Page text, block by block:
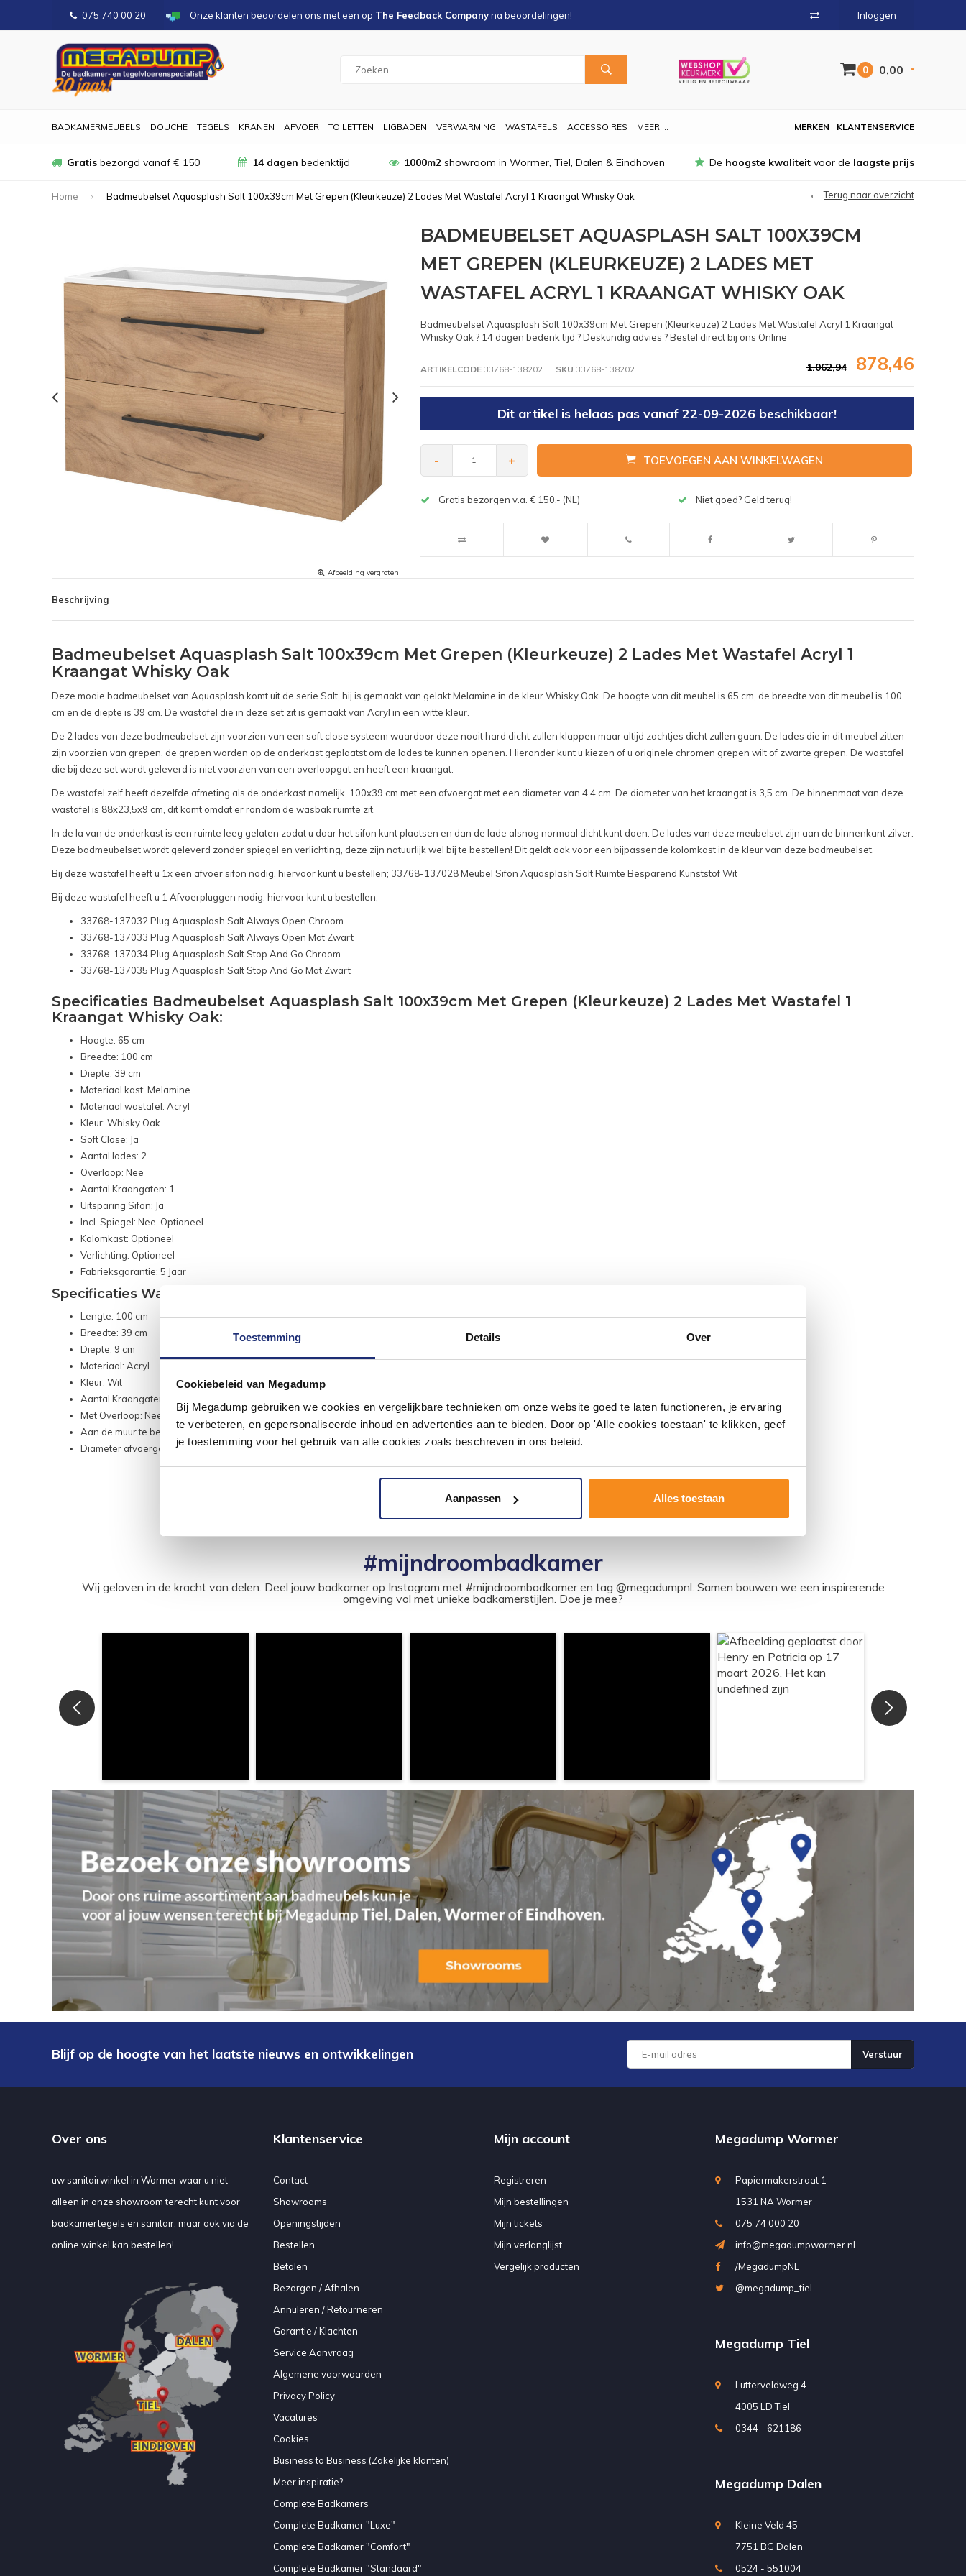
Toestemming Details Over
Cookiebeleid van Megadump
Bij Megadump gebruiken we cookies en vergelijkbare technieken om onze website goed te laten functioneren, je ervaring
te verbeteren, en gepersonaliseerde inhoud en advertenties aan te bieden. Door op 'Alle cookies toestaan' te klikken, geef
je toestemming voor het gebruik van alle cookies zoals beschreven in ons beleid.
Aanpassen Alles toestaan
075 740 00 20 Onze klanten beoordelen ons met een op The Feedback Companyna beoordelingen! Inloggen
0 0,00
BADKAMERMEUBELS DOUCHE TEGELS KRANEN AFVOER TOILETTEN LIGBADEN VERWARMING WASTAFELS ACCESSOIRES MEER.... KLANTENSERVICE
MERKEN
Gratis bezorgd vanaf € 150 14 dagen bedenktijd 1000m2showroom in Wormer, Tiel, Dalen & Eindhoven De hoogste kwaliteit voor de laagste prijs
Home Badmeubelset Aquasplash Salt 100x39cm Met Grepen (Kleurkeuze) 2 Lades Met Wastafel Acryl 1 Kraangat Whisky Oak Terug naar overzicht
Afbeelding vergroten
BADMEUBELSET AQUASPLASH SALT 100X39CM
MET GREPEN (KLEURKEUZE) 2 LADES MET
WASTAFEL ACRYL 1 KRAANGAT WHISKY OAK
Badmeubelset Aquasplash Salt 100x39cm Met Grepen (Kleurkeuze) 2 Lades Met Wastafel Acryl 1 Kraangat
Whisky Oak ? 14 dagen bedenk tijd ? Deskundig advies ? Bestel direct bij ons Online
ARTIKELCODE33768-138202 SKU 33768-138202 1.062,94 878,46
Dit artikel is helaas pas vanaf 22-09-2026 beschikbaar!
- + TOEVOEGEN AAN WINKELWAGEN
Gratis bezorgen v.a. € 150,- (NL) Niet goed? Geld terug!
Beschrijving
Badmeubelset Aquasplash Salt 100x39cm Met Grepen (Kleurkeuze) 2 Lades Met Wastafel Acryl 1
Kraangat Whisky Oak
Deze mooie badmeubelset van Aquasplash komt uit de serie Salt, hij is gemaakt van gelakt Melamine in de kleur Whisky Oak. De hoogte van dit meubel is 65 cm, de breedte van dit meubel is 100
cm en de diepte is 39 cm. De wastafel die in deze set zit is gemaakt van Acryl in een witte kleur.
De 2 lades van deze badmeubelset zijn voorzien van een soft close systeem waardoor deze nooit hard dicht zullen klappen maar altijd zachtjes dicht zullen gaan. De lades die in dit meubel zitten
zijn voorzien van grepen, de grepen worden op de onderkast geplaatst om de lades te kunnen openen. Hieronder kunt u kiezen of u originele chromen grepen wilt of zwarte grepen. De wastafel
die bij deze set wordt geleverd is niet voorzien van een overloopgat en heeft een kraangat.
De wastafel zelf heeft dezelfde afmeting als de onderkast namelijk, 100x39 cm met een afvoergat met een diameter van 4,4 cm. De diameter van het kraangat is 3,5 cm. De binnenmaat van deze
wastafel is 88x23,5x9 cm, dit komt omdat er rondom de wasbak ruimte zit.
In de la van de onderkast is een ruimte leeg gelaten zodat u daar het sifon kunt plaatsen en dan de lade alsnog normaal dicht kunt doen. De lades van deze meubelset zijn aan de binnenkant zilver.
Deze badmeubelset wordt geleverd zonder spiegel en verlichting, deze zijn natuurlijk wel bij te bestellen! Dit geldt ook voor een bijpassende kolomkast in de kleur van deze badmeubelset.
Bij deze wastafel heeft u 1x een afvoer sifon nodig, hiervoor kunt u bestellen; 33768-137028 Meubel Sifon Aquasplash Salt Ruimte Besparend Kunststof Wit
Bij deze wastafel heeft u 1 Afvoerpluggen nodig, hiervoor kunt u bestellen;
33768-137032 Plug Aquasplash Salt Always Open Chroom
33768-137033 Plug Aquasplash Salt Always Open Mat Zwart
33768-137034 Plug Aquasplash Salt Stop And Go Chroom
33768-137035 Plug Aquasplash Salt Stop And Go Mat Zwart
Specificaties Badmeubelset Aquasplash Salt 100x39cm Met Grepen (Kleurkeuze) 2 Lades Met Wastafel 1
Kraangat Whisky Oak:
Hoogte: 65 cm
Breedte: 100 cm
Diepte: 39 cm
Materiaal kast: Melamine
Materiaal wastafel: Acryl
Kleur: Whisky Oak
Soft Close: Ja
Aantal lades: 2
Overloop: Nee
Aantal Kraangaten: 1
Uitsparing Sifon: Ja
Incl. Spiegel: Nee, Optioneel
Kolomkast: Optioneel
Verlichting: Optioneel
Fabrieksgarantie: 5 Jaar
Specificaties Wastafel:
Lengte: 100 cm
Breedte: 39 cm
Diepte: 9 cm
Materiaal: Acryl
Kleur: Wit
Aantal Kraangaten: 1
Met Overloop: Nee
Aan de muur te bevestigen: Nee
Diameter afvoergat: 4,4 cm
#mijndroombadkamer
Wij geloven in de kracht van delen. Deel jouw badkamer op Instagram met #mijndroombadkamer en tag @megadumpnl. Samen bouwen we een inspirerende
omgeving vol met unieke badkamerstijlen. Doe je mee?
Blijf op de hoogte van het laatste nieuws en ontwikkelingen Verstuur
Over ons
uw sanitairwinkel in Wormer waar u niet
alleen in onze showroom terecht kunt voor
badkamertegels en sanitair, maar ook via de
online winkel kan bestellen!
Klantenservice
Contact
Showrooms
Openingstijden
Bestellen
Betalen
Bezorgen / Afhalen
Annuleren / Retourneren
Garantie / Klachten
Service Aanvraag
Algemene voorwaarden
Privacy Policy
Vacatures
Cookies
Business to Business (Zakelijke klanten)
Meer inspiratie?
Complete Badkamers
Complete Badkamer "Luxe"
Complete Badkamer "Comfort"
Complete Badkamer "Standaard"
Mijn account
Registreren
Mijn bestellingen
Mijn tickets
Mijn verlanglijst
Vergelijk producten
Megadump Wormer
Papiermakerstraat 1
1531 NA Wormer
075 74 000 20
info@megadumpwormer.nl
/MegadumpNL
@megadump_tiel
Megadump Tiel
Lutterveldweg 4
4005 LD Tiel
0344 - 621186
Megadump Dalen
Kleine Veld 45
7751 BG Dalen
0524 - 551004